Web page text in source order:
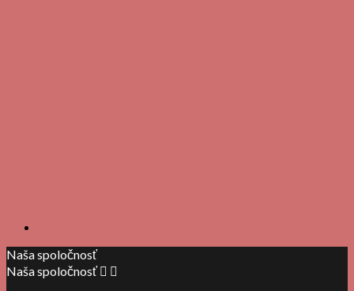
Naša spoločnosť
Naša spoločnosť  